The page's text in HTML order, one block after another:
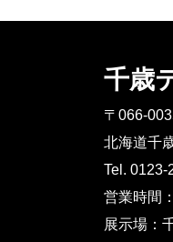
千歳
〒066-
北海道千
Tel. 0123-
営業時間
展示場：